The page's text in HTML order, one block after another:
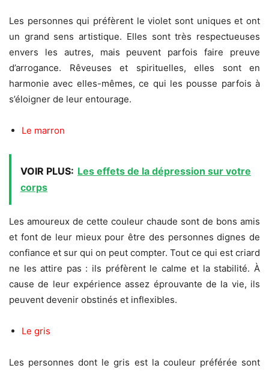
Les personnes qui préfèrent le violet sont uniques et ont
un grand sens artistique. Elles sont très respectueuses
envers les autres, mais peuvent parfois faire preuve
d’arrogance. Rêveuses et spirituelles, elles sont en
harmonie avec elles-mêmes, ce qui les pousse parfois à
s’éloigner de leur entourage.
Le marron
VOIR PLUS: Les effets de la dépression sur votre
corps
Les amoureux de cette couleur chaude sont de bons amis
et font de leur mieux pour être des personnes dignes de
confiance et sur qui on peut compter. Tout ce qui est criard
ne les attire pas : ils préfèrent le calme et la stabilité. À
cause de leur expérience assez éprouvante de la vie, ils
peuvent devenir obstinés et inflexibles.
Le gris
Les personnes dont le gris est la couleur préférée sont